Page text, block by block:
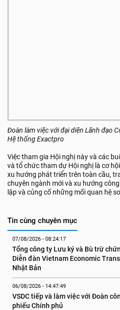
Đoàn làm việc với đại diện Lãnh đạo
Hệ thống Exactpro
Việc tham gia Hội nghị này và các
và tổ chức tham dự Hội nghị là cơ
xu hướng phát triển trên toàn cầu,
chuyên ngành mới và xu hướng
lập và củng cố những mối quan hệ
Tin cùng chuyên mục
07/08/2026 - 08:24:17
Tổng công ty Lưu ký và Bù trừ
Diễn đàn Vietnam Economic
Nhật Bản
06/08/2026 - 14:47:49
VSDC tiếp và làm việc với Đoàn
phiếu Chính phủ